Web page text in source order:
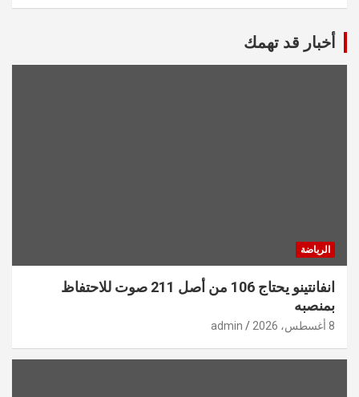
أخبار قد تهمك
الرياضة
انفانتينو يحتاج 106 من أصل 211 صوت للاحتفاظ
بمنصبه
8 أغسطس، 2026 admin